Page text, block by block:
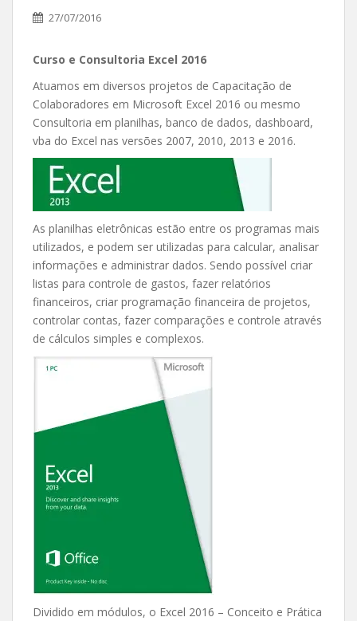
27/07/2016
Curso e Consultoria Excel 2016
Atuamos em diversos projetos de Capacitação de
Colaboradores em Microsoft Excel 2016 ou mesmo
Consultoria em planilhas, banco de dados, dashboard,
vba do Excel nas versões 2007, 2010, 2013 e 2016.
As planilhas eletrônicas estão entre os programas mais
utilizados, e podem ser utilizadas para calcular, analisar
informações e administrar dados. Sendo possível criar
listas para controle de gastos, fazer relatórios
financeiros, criar programação financeira de projetos,
controlar contas, fazer comparações e controle através
de cálculos simples e complexos.
Dividido em módulos, o Excel 2016 – Conceito e Prática